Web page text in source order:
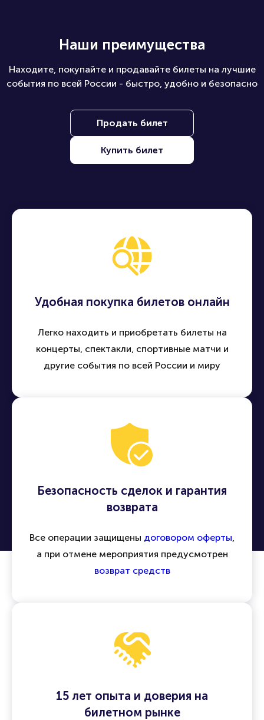
Наши преимущества
Находите, покупайте и продавайте билеты на лучшие
события по всей России - быстро, удобно и безопасно
Продать билет
Купить билет
Удобная покупка билетов онлайн
Легко находить и приобретать билеты на
концерты, спектакли, спортивные матчи и
другие события по всей России и миру
Безопасность сделок и гарантия
возврата
Все операции защищены договором оферты,
а при отмене мероприятия предусмотрен
возврат средств
15 лет опыта и доверия на
билетном рынке